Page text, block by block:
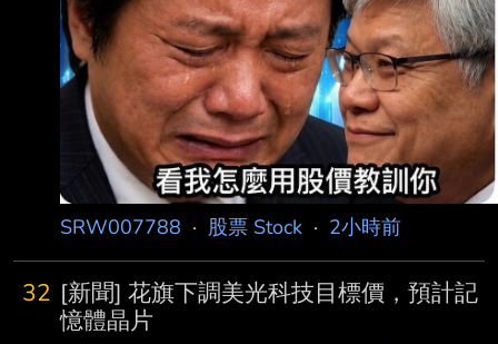
SRW007788 · 股票 Stock · 2小時前
32 [新聞] 花旗下調美光科技目標價，預計記
憶體晶片